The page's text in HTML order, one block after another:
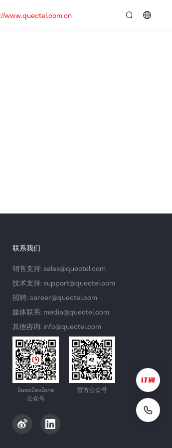
www.quectel.com.cn
联系我们
销售支持: sales@quectel.com
技术支持: support@quectel.com
招聘: career@quectel.com
媒体联系: media@quectel.com
其他咨询: info@quectel.com
QuecDevZone
公众号
官方公众号